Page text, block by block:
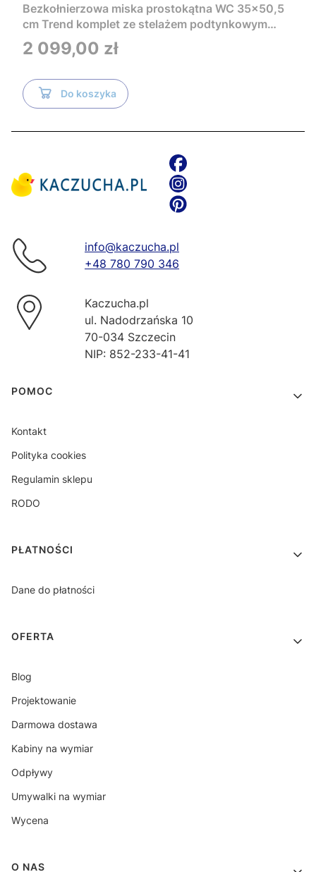
Bezkołnierzowa miska prostokątna WC 35x50,5
cm Trend komplet ze stelażem podtynkowym
Tece i czarnym przyciskiem TeceNow
TR2216+Tece
Cena
2 099,00 zł
Do koszyka
info@kaczucha.pl
+48 780 790 346
Kaczucha.pl
ul. Nadodrzańska 10
70-034 Szczecin
NIP: 852-233-41-41
Linki w stopce
POMOC
Kontakt
Polityka cookies
Regulamin sklepu
RODO
PŁATNOŚCI
Dane do płatności
OFERTA
Blog
Projektowanie
Darmowa dostawa
Kabiny na wymiar
Odpływy
Umywalki na wymiar
Wycena
O NAS